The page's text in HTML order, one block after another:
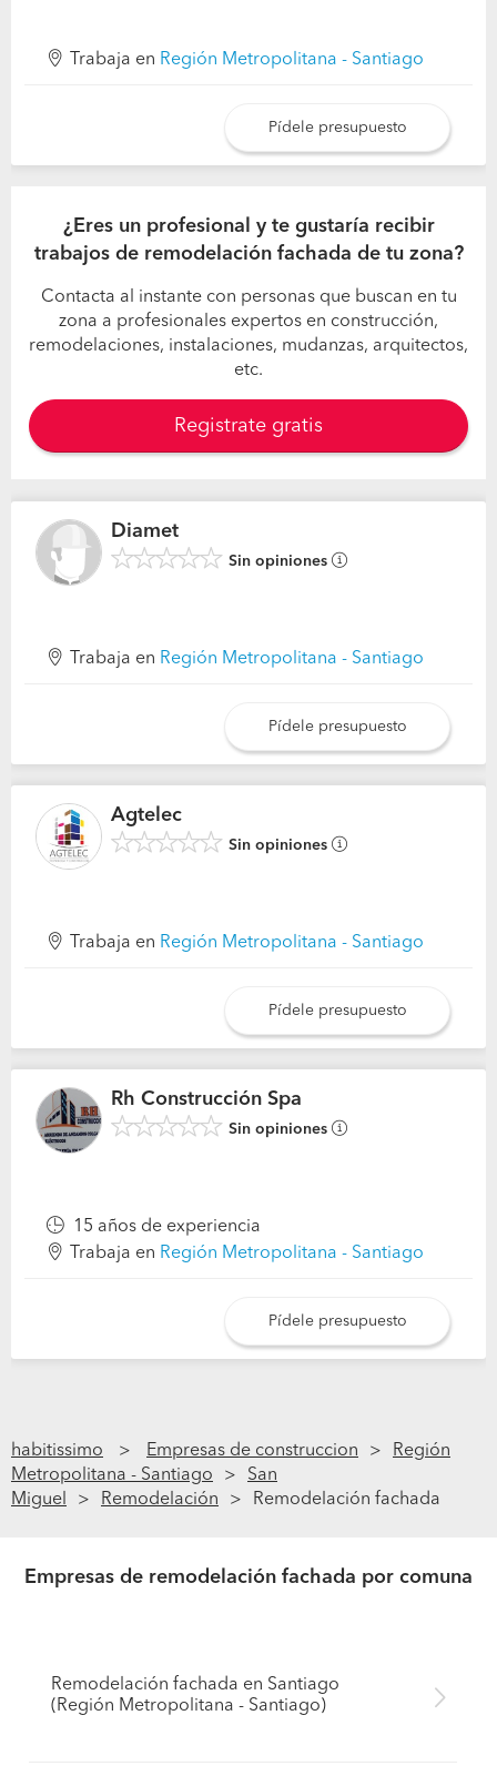
Trabaja en Región Metropolitana - Santiago
Pídele presupuesto
¿Eres un profesional y te gustaría recibir
trabajos de remodelación fachada de tu zona?
Contacta al instante con personas que buscan en tu
zona a profesionales expertos en construcción,
remodelaciones, instalaciones, mudanzas, arquitectos,
etc.
Registrate gratis
Diamet
Sin opiniones
Trabaja en Región Metropolitana - Santiago
Pídele presupuesto
Agtelec
Sin opiniones
Trabaja en Región Metropolitana - Santiago
Pídele presupuesto
Rh Construcción Spa
Sin opiniones
15 años de experiencia
Trabaja en Región Metropolitana - Santiago
Pídele presupuesto
habitissimo Empresas de construccion
Región
Metropolitana - Santiago
San
Miguel
Remodelación Remodelación fachada
Empresas de remodelación fachada por comuna
Remodelación fachada en Santiago
(Región Metropolitana - Santiago)